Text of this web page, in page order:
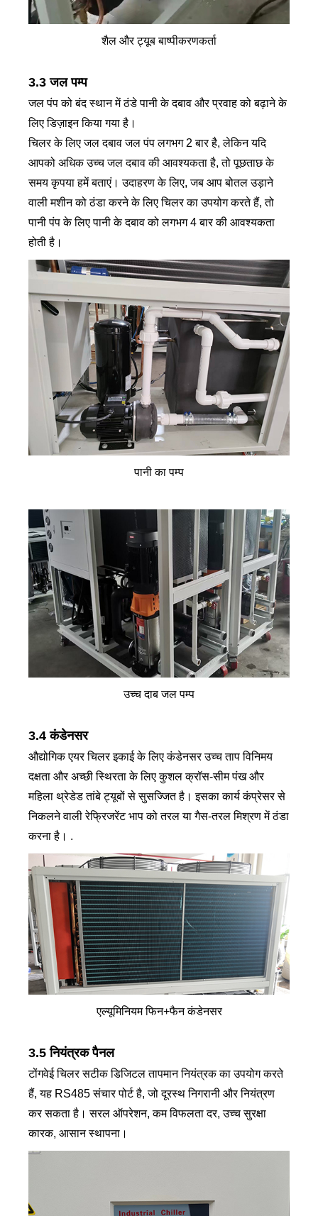
शैल और ट्यूब बाष्पीकरणकर्ता
3.3 जल पम्प
जल पंप को बंद स्थान में ठंडे पानी के दबाव और प्रवाह को बढ़ाने के
लिए डिज़ाइन किया गया है।
चिलर के लिए जल दबाव जल पंप लगभग 2 बार है, लेकिन यदि
आपको अधिक उच्च जल दबाव की आवश्यकता है, तो पूछताछ के
समय कृपया हमें बताएं। उदाहरण के लिए, जब आप बोतल उड़ाने
वाली मशीन को ठंडा करने के लिए चिलर का उपयोग करते हैं, तो
पानी पंप के लिए पानी के दबाव को लगभग 4 बार की आवश्यकता
होती है।
पानी का पम्प
उच्च दाब जल पम्प
3.4 कंडेनसर
औद्योगिक एयर चिलर इकाई के लिए कंडेनसर उच्च ताप विनिमय
दक्षता और अच्छी स्थिरता के लिए कुशल क्रॉस-सीम पंख और
महिला थ्रेडेड तांबे ट्यूबों से सुसज्जित है। इसका कार्य कंप्रेसर से
निकलने वाली रेफ्रिजरेंट भाप को तरल या गैस-तरल मिश्रण में ठंडा
करना है। .
एल्यूमिनियम फिन+फैन कंडेनसर
3.5 नियंत्रक पैनल
टोंगवेई चिलर सटीक डिजिटल तापमान नियंत्रक का उपयोग करते
हैं, यह RS485 संचार पोर्ट है, जो दूरस्थ निगरानी और नियंत्रण
कर सकता है। सरल ऑपरेशन, कम विफलता दर, उच्च सुरक्षा
कारक, आसान स्थापना।